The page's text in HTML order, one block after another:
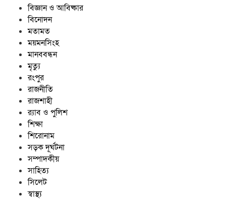
বিজ্ঞান ও আবিষ্কার
বিনোদন
মতামত
ময়মনসিংহ
মানববন্ধন
মৃত্যু
রংপুর
রাজনীতি
রাজশাহী
র‍্যাব ও পুলিশ
শিক্ষা
শিরোনাম
সড়ক দূর্ঘটনা
সম্পাদকীয়
সাহিত্য
সিলেট
স্বাস্থ্য